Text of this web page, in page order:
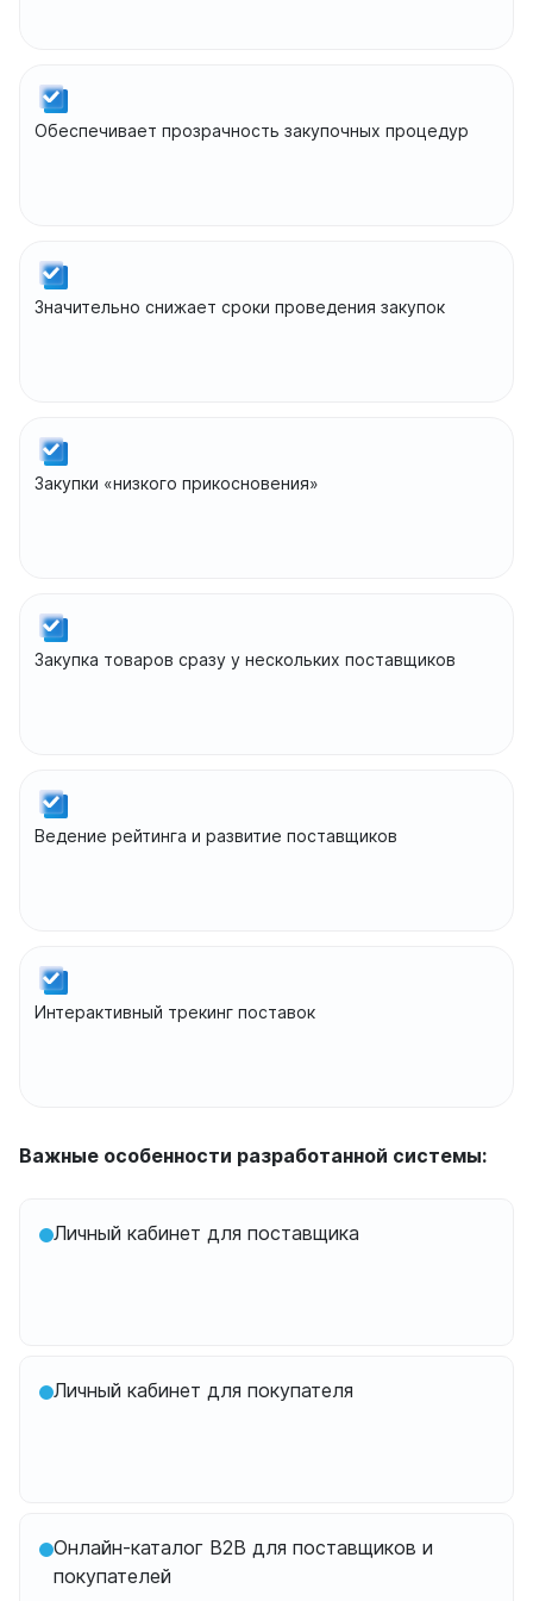
Обеспечивает прозрачность закупочных процедур
Значительно снижает сроки проведения закупок
Закупки «низкого прикосновения»
Закупка товаров сразу у нескольких поставщиков
Ведение рейтинга и развитие поставщиков
Интерактивный трекинг поставок
Важные особенности разработанной системы:
Личный кабинет для поставщика
Личный кабинет для покупателя
Онлайн-каталог B2B для поставщиков и
покупателей